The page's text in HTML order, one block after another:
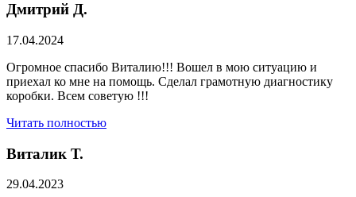
Дмитрий Д.
17.04.2024
Огромное спасибо Виталию!!! Вошел в мою ситуацию и
приехал ко мне на помощь. Сделал грамотную диагностику
коробки. Всем советую !!!
Читать полностью
Виталик Т.
29.04.2023